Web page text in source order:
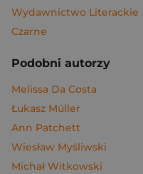
Wydawnictwo Literackie
Czarne
Podobni autorzy
Melissa Da Costa
Łukasz Müller
Ann Patchett
Wiesław Myśliwski
Michał Witkowski